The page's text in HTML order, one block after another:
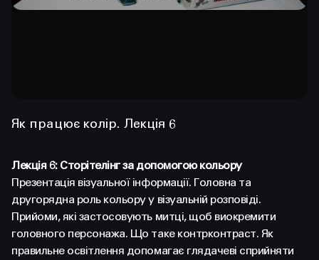
+38 099 236 68 38
hello@prjctr.com
TELEGRAM
FACEBOOK LINKEDIN
Як працює колір. Лекція 6
Лекція 6: Сторітелінг за допомогою кольору
Презентація візуальної інформації. Головна та
другорядна роль кольору у візуальній розповіді.
Прийоми, які застосовують митці, щоб виокремити
головного персонажа. Що таке контрконтраст. Як
правильне освітлення допомагає глядачеві сприйняти